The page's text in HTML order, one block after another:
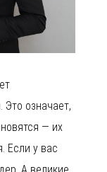
Это означает,
— их
Если у вас